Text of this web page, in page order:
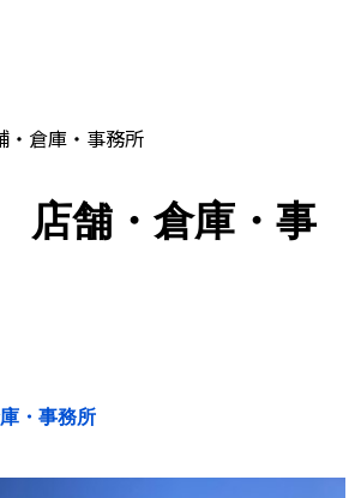
倉庫・事務所
舗・倉庫・事
・事務所